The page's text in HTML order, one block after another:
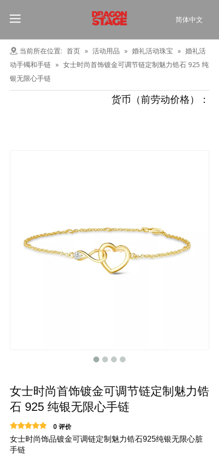
简体中文
Pусский
Español
العربية
English
当前所在位置: 首页 » 活动用品 » 婚礼活动珠宝 » 婚礼活
动手镯和手链 » 女士时尚首饰镀金可调节链定制魅力锆石 925 纯
银无限心手链
货币（前劳动价格）：
女士时尚首饰镀金可调节链定制魅力锆
石 925 纯银无限心手链
0 评价
女士时尚饰品镀金可调链定制魅力锆石925纯银无限心脏
手链